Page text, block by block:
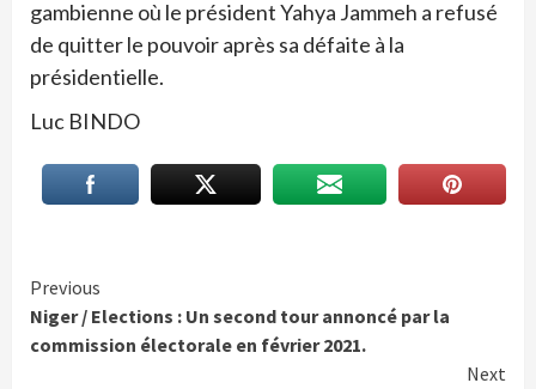
gambienne où le président Yahya Jammeh a refusé
de quitter le pouvoir après sa défaite à la
présidentielle.
Luc BINDO
Continue
Reading
Previous
Niger / Elections : Un second tour annoncé par la
commission électorale en février 2021.
Next